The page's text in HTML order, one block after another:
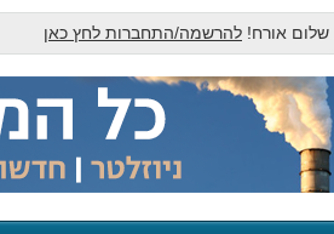
שלום אורח! להרשמה/התחברות לחץ כאן